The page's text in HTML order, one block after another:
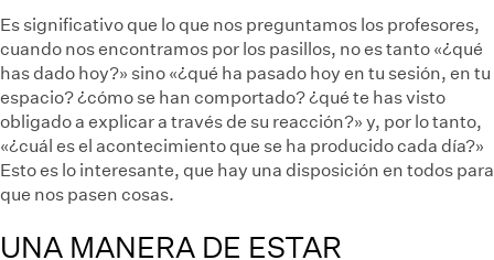
Es significativo que lo que nos preguntamos los profesores,
cuando nos encontramos por los pasillos, no es tanto «¿qué
has dado hoy?» sino «¿qué ha pasado hoy en tu sesión, en tu
espacio? ¿cómo se han comportado? ¿qué te has visto
obligado a explicar a través de su reacción?» y, por lo tanto,
«¿cuál es el acontecimiento que se ha producido cada día?»
Esto es lo interesante, que hay una disposición en todos para
que nos pasen cosas.
UNA MANERA DE ESTAR